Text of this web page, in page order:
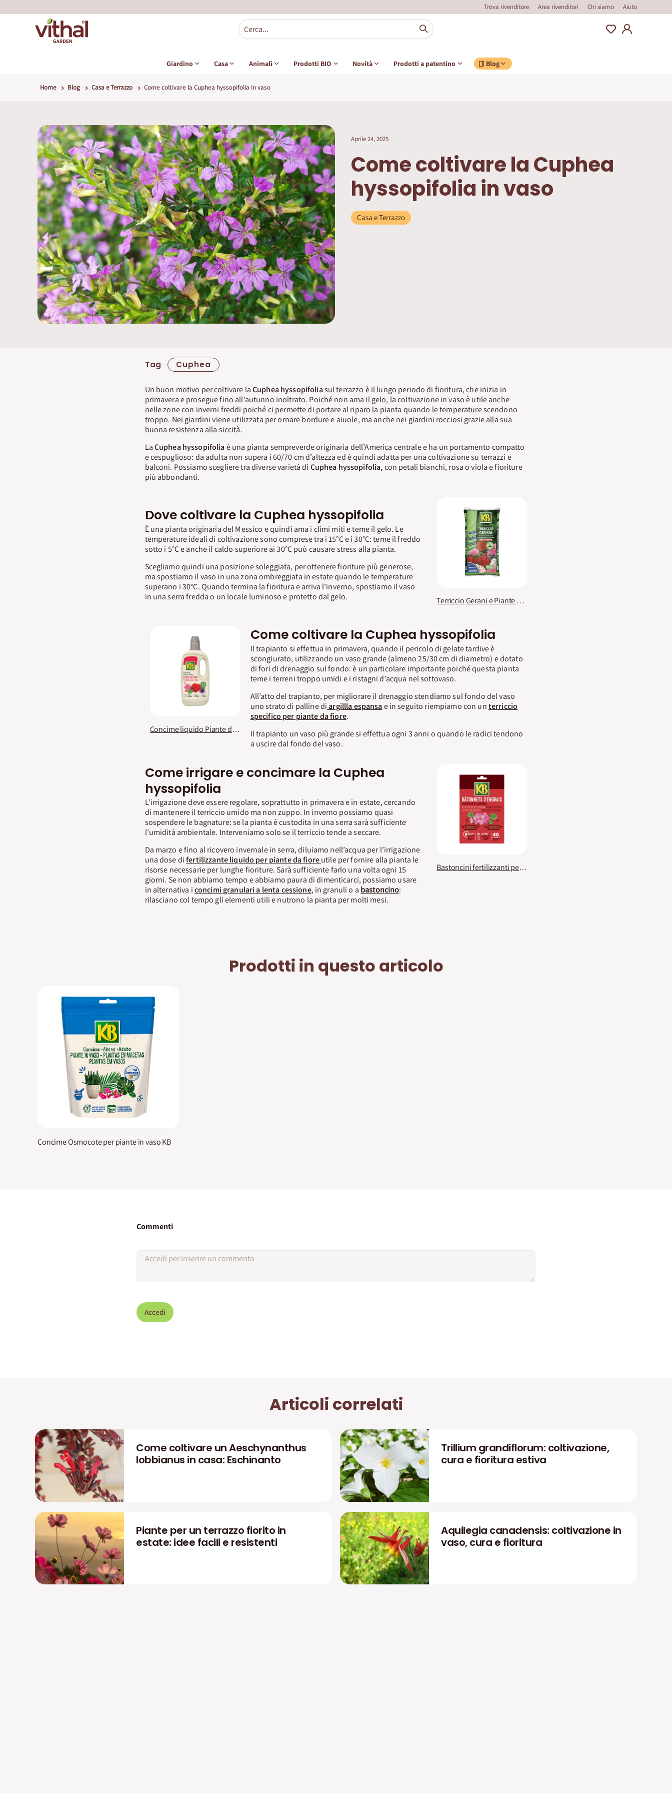
Trova rivenditore Area rivenditori Chi siamo Aiuto
Giardino Casa Animali Prodotti BIO Novità Prodotti a patentino Blog
Home Blog Casa e Terrazzo Come coltivare la Cuphea hyssopifolia in vaso
Aprile 24, 2025
Come coltivare la Cuphea
hyssopifolia in vaso
Casa e Terrazzo
Tag Cuphea
Un buon motivo per coltivare laCuphea hyssopifoliasul terrazzo è il lungo periodo di fioritura, che inizia in
primavera e prosegue fino all’autunno inoltrato. Poiché non ama il gelo, la coltivazione in vaso è utile anche
nelle zone con inverni freddi poiché ci permette di portare al riparo la pianta quando le temperature scendono
troppo. Nei giardini viene utilizzata per ornare bordure e aiuole, ma anche nei giardini rocciosi grazie alla sua
buona resistenza alla siccità.
LaCuphea hyssopifolia è una pianta sempreverde originaria dell’America centrale e ha un portamento compatto
e cespuglioso: da adulta non supera i 60/70 cm d’altezza ed è quindi adatta per una coltivazione su terrazzi e
balconi. Possiamo scegliere tra diverse varietà di Cuphea hyssopifolia,con petali bianchi, rosa o viola e fioriture
più abbondanti.
Dove coltivare la Cuphea hyssopifolia
È una pianta originaria del Messico e quindi ama i climi miti e teme il gelo. Le
temperature ideali di coltivazione sono comprese tra i 15°C e i 30°C: teme il freddo
sotto i 5°C e anche il caldo superiore ai 30°C può causare stress alla pianta.
Scegliamo quindi una posizione soleggiata, per ottenere fioriture più generose,
ma spostiamo il vaso in una zona ombreggiata in estate quando le temperature
superano i 30°C. Quando termina la fioritura e arriva l’inverno, spostiamo il vaso
in una serra fredda o un locale luminoso e protetto dal gelo.
Terriccio Gerani e Piante Fiorite KB PREMIUM
Concime liquido Piante da Fiore KB
Come coltivare la Cuphea hyssopifolia
Il trapianto si effettua in primavera, quando il pericolo di gelate tardive è
scongiurato, utilizzando un vaso grande (almeno 25/30 cm di diametro) e dotato
di fori di drenaggio sul fondo: è un particolare importante poiché questa pianta
teme i terreni troppo umidi e i ristagni d’acqua nel sottovaso.
All’atto del trapianto, per migliorare il drenaggio stendiamo sul fondo del vaso
uno strato di palline di argillla espansa e in seguito riempiamo con unterriccio
specifico per piante da fiore.
Il trapianto un vaso più grande si effettua ogni 3 anni o quando le radici tendono
a uscire dal fondo del vaso.
Come irrigare e concimare la Cuphea
hyssopifolia
L'irrigazione deve essere regolare, soprattutto in primavera e in estate, cercando
di mantenere il terriccio umido ma non zuppo. In inverno possiamo quasi
sospendere le bagnature: se la pianta è custodita in una serra sarà sufficiente
l’umidità ambientale. Interveniamo solo se il terriccio tende a seccare.
Da marzo e fino al ricovero invernale in serra, diluiamo nell’acqua per l’irrigazione
una dose difertilizzante liquido per piante da fioreutile per fornire alla pianta le
risorse necessarie per lunghe fioriture. Sarà sufficiente farlo una volta ogni 15
giorni. Se non abbiamo tempo e abbiamo paura di dimenticarci, possiamo usare
in alternativa iconcimi granulari a lenta cessione, in granuli o a bastoncino:
rilasciano col tempo gli elementi utili e nutrono la pianta per molti mesi.
Bastoncini fertilizzanti per piante fiorite KB
Prodotti in questo articolo
Concime Osmocote per piante in vaso KB
Commenti
Accedi
Articoli correlati
Come coltivare un Aeschynanthus
lobbianus in casa: Eschinanto
Trillium grandiflorum: coltivazione,
cura e fioritura estiva
Piante per un terrazzo fiorito in
estate: idee facili e resistenti
Aquilegia canadensis: coltivazione in
vaso, cura e fioritura